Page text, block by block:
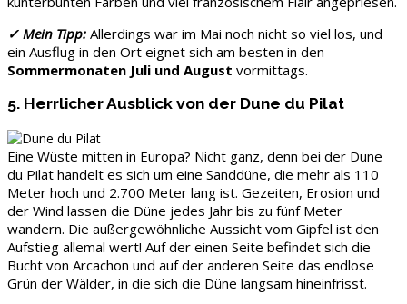
✓ Mein Tipp: Allerdings war im Mai noch nicht so viel los, und
ein Ausflug in den Ort eignet sich am besten in den
Sommermonaten Juli und August vormittags.
5. Herrlicher Ausblick von der Dune du Pilat
Eine Wüste mitten in Europa? Nicht ganz, denn bei der Dune
du Pilat handelt es sich um eine Sanddüne, die mehr als 110
Meter hoch und 2.700 Meter lang ist. Gezeiten, Erosion und
der Wind lassen die Düne jedes Jahr bis zu fünf Meter
wandern. Die außergewöhnliche Aussicht vom Gipfel ist den
Aufstieg allemal wert! Auf der einen Seite befindet sich die
Bucht von Arcachon und auf der anderen Seite das endlose
Grün der Wälder, in die sich die Düne langsam hineinfrisst.